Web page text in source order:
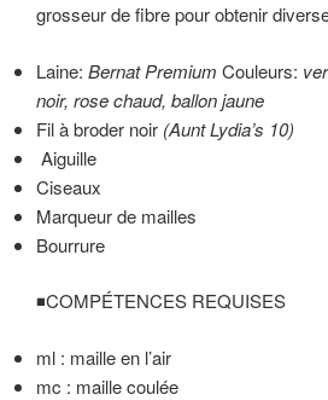
grosseur de fibre pour obtenir
Laine: BernatPremium Couleurs:
noir, rose chaud, ballon jaune
Fil à broder noir (AuntLydia’s 10)
Aiguille
Ciseaux
Marqueur de mailles
Bourrure
◾️COMPÉTENCES REQUISES
ml : maille en l’air
mc : maille coulée